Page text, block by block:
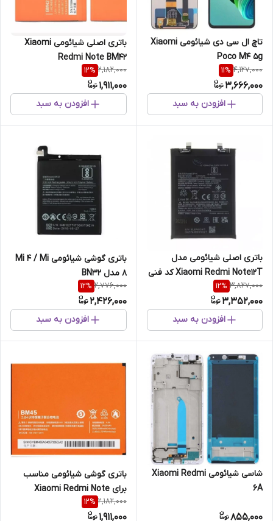
تاچ ال سی دی شیائومی Xiaomi
Poco M4 5g
4,127,000
11%
3,666,000
افزودن به سبد
باتری اصلی شیائومی Xiaomi
Redmi Note BM42
2,182,000
12%
1,911,000
افزودن به سبد
باتری اصلی شیائومی مدل
Xiaomi Redmi Note12T کد فنی
BP4K
3,827,000
12%
3,352,000
افزودن به سبد
باتری گوشی شیائومی Mi 4 / Mi
8 مدل BN32
2,776,000
12%
2,426,000
افزودن به سبد
شاسی شیائومی Xiaomi Redmi
6A
855,000
باتری گوشی شیائومی مناسب
برای Xiaomi Redmi Note
Prime BM45
2,182,000
12%
1,911,000